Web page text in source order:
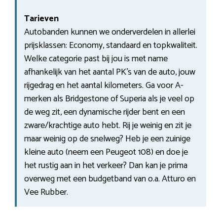
Tarieven
Autobanden kunnen we onderverdelen in allerlei
prijsklassen: Economy, standaard en topkwaliteit.
Welke categorie past bij jou is met name
afhankelijk van het aantal PK’s van de auto, jouw
rijgedrag en het aantal kilometers. Ga voor A-
merken als Bridgestone of Superia als je veel op
de weg zit, een dynamische rijder bent en een
zware/krachtige auto hebt. Rij je weinig en zit je
maar weinig op de snelweg? Heb je een zuinige
kleine auto (neem een Peugeot 108) en doe je
het rustig aan in het verkeer? Dan kan je prima
overweg met een budgetband van o.a. Atturo en
Vee Rubber.